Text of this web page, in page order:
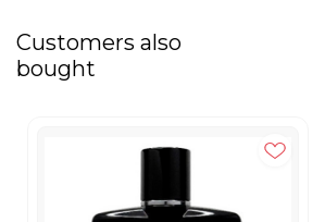
Customers also
bought